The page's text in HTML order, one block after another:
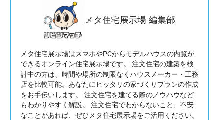
メタ住宅展示場 編集部
メタ住宅展示場はスマホやPCからモデルハウスの内覧が
できるオンライン住宅展示場です。 注文住宅の建築を検
討中の方は、時間や場所の制限なくハウスメーカー・工務
店を比較可能。あなたにヒッタリの家づくりプランの作成
をお手伝いします。 注文住宅を建てる際のノウハウなど
もわかりやすく解説。 注文住宅でわからないこと、不安
なことがあれば、ぜひメタ住宅展示場をご活用ください。